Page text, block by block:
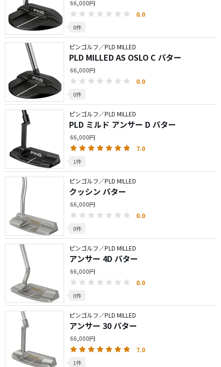
66,000円
0.0
0件
ピンゴルフ／PLD MILLED
PLD MILLED AS OSLO C パター
66,000円
0.0
0件
ピンゴルフ／PLD MILLED
PLD ミルド アンサー D パター
66,000円
7.0
1件
ピンゴルフ／PLD MILLED
クッシン パター
66,000円
0.0
0件
ピンゴルフ／PLD MILLED
アンサー 4D パター
66,000円
0.0
0件
ピンゴルフ／PLD MILLED
アンサー 30 パター
66,000円
7.0
1件